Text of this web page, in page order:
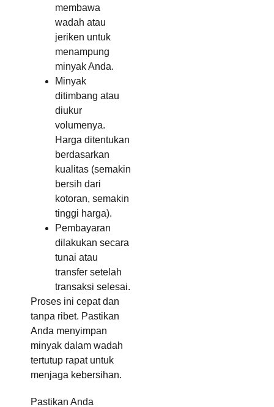
membawa
wadah atau
jeriken untuk
menampung
minyak Anda.
Minyak
ditimbang atau
diukur
volumenya.
Harga ditentukan
berdasarkan
kualitas (semakin
bersih dari
kotoran, semakin
tinggi harga).
Pembayaran
dilakukan secara
tunai atau
transfer setelah
transaksi selesai.
Proses ini cepat dan
tanpa ribet. Pastikan
Anda menyimpan
minyak dalam wadah
tertutup rapat untuk
menjaga kebersihan.
Pastikan Anda